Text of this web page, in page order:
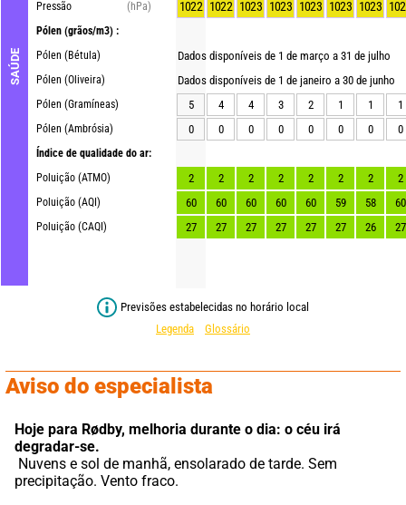
SAÚDE
Pressão
(hPa)
Pólen (grãos/m3) :
Pólen (Bétula)
Pólen (Oliveira)
Pólen (Gramíneas)
Pólen (Ambrósia)
Índice de qualidade do ar:
Poluição (ATMO)
Poluição (AQI)
Poluição (CAQI)
1022 1022 1023 1023 1023 1023 1023
Dados disponíveis de 1 de março a 31 de julho
Dados disponíveis de 1 de janeiro a 30 de junho
5
4 4 3 2 1 1
1
0
0 0 0 0 0 0 0
2 2 2 2 2 2 2
2
60
60 60 60 60 59 58
60
27
27 27 27 27 27 26 27
Previsões estabelecidas no horário local
Legenda
Glossário
Aviso do especialista
Hoje para Rødby, melhoria durante o dia: o céu irá
degradar-se.
precipitação. Vento fraco.